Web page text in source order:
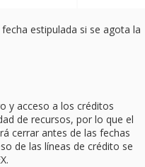
estipulada si se agota la
y acceso a los créditos
de recursos, por lo que el
cerrar antes de las fechas
de las líneas de crédito se